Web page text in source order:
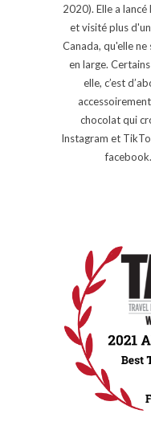
2020). Elle a
et visité plus
Canada, qu'elle
en large.
elle, c’est
chocolat qui
Instagram et